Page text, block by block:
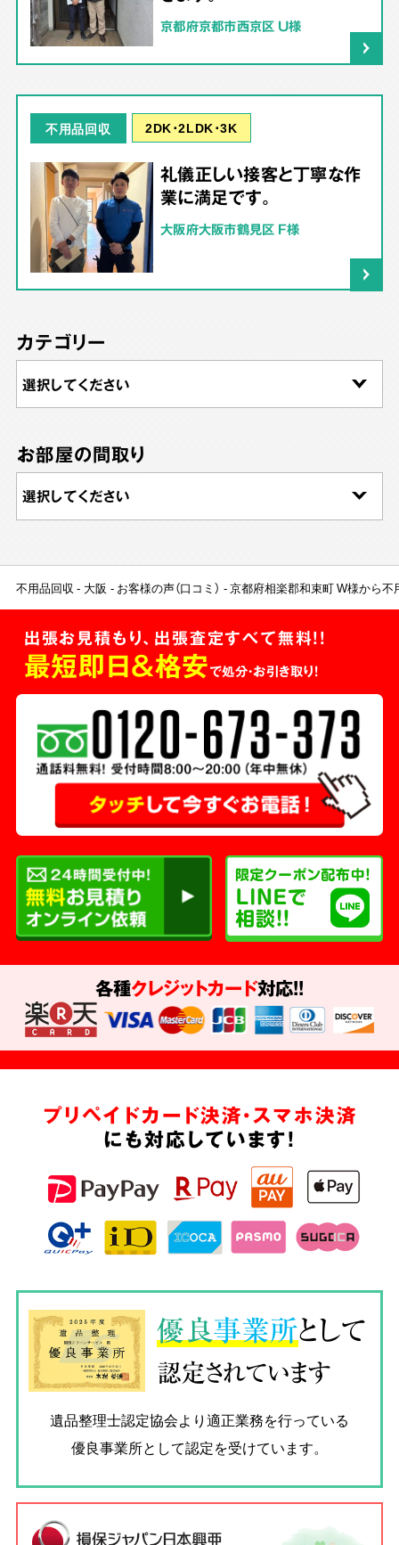
京都府京都市西京区 U様
不用品回収 2DK･2LDK･3K
礼儀正しい接客と丁寧な作
業に満足です。
大阪府大阪市鶴見区 F様
カテゴリー
お部屋の間取り
不用品回収 大阪 お客様の声（口コミ） 京都府相楽郡和束町 W様から
出張お見積もり、出張査定すべて無料!!
最短即日＆格安で処分・お引き取り！
各種クレジットカード対応!!
プリペイドカード決済・スマホ決済
にも対応しています!
優良事業所として
認定されています
遺品整理士認定協会より適正業務を行っている
優良事業所として認定を受けています。